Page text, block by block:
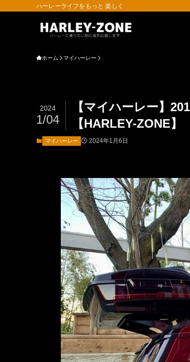
ハーレーライフをもっと 楽しく
ホーム マイハーレー
【マイハーレー】
【HARLEY-ZONE】
2024
1/04
マイハーレー 2024年1月6日